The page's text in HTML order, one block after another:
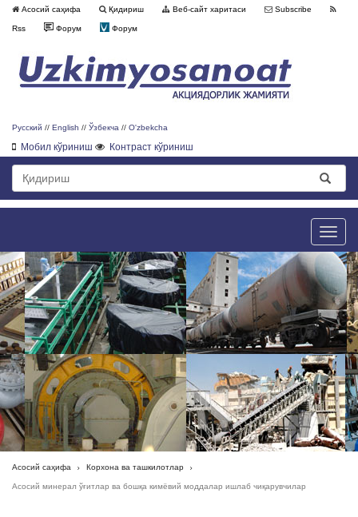
Асосий саҳифа Қидириш Веб-сайт харитаси Subscribe
Rss Форум Форум
Русский // English // Ўзбекча // O'zbekcha
Мобил кўриниш Контраст кўриниш
Toggle
Асосий саҳифа Корхона ва ташкилотлар
Асосий минерал ўғитлар ва бошқа кимёвий моддалар ишлаб чиқарувчилар